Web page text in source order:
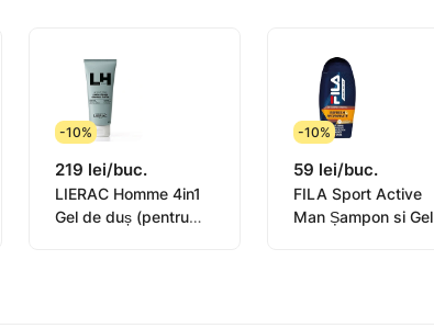
-10%
219 lei/buc.
LIERAC Homme 4in1
Gel de duș (pentru
-10%
59 lei/buc.
FILA Sport Active
Man Șampon si Gel